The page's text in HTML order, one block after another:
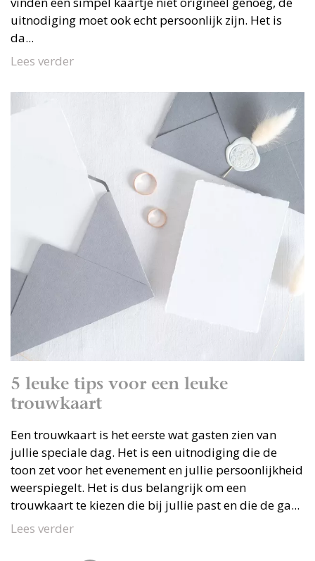
uitnodiging moet ook echt persoonlijk zijn. Het is
da...
Lees verder
5 leuke tips voor een leuke
trouwkaart
Een trouwkaart is het eerste wat gasten zien van
jullie speciale dag. Het is een uitnodiging die de
toon zet voor het evenement en jullie persoonlijkheid
weerspiegelt. Het is dus belangrijk om een
trouwkaart te kiezen die bij jullie past en die de ga...
Lees verder